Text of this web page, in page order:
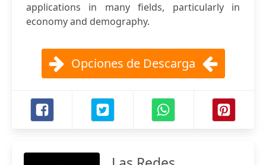
applications in many fields, particularly in
economy and demography.
Opciones de Descarga